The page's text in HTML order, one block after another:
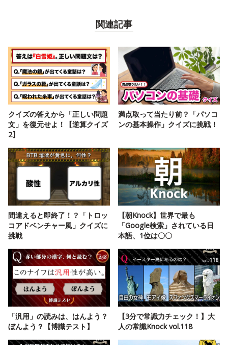
関連記事
クイズの答えから「正しい問題
文」を復元せよ！【逆算クイズ
2】
満点取って当たり前？「パソコ
ンの基本操作」クイズに挑戦！
間違えると即終了！？「トロッ
コアドベンチャー風」クイズに
挑戦
【朝Knock】世界で最も
「Google検索」されている日
本語、1位は〇〇
「汎用」の読みは、はんよう？
ぼんよう？【博識テスト】
【3分で常識力チェック！】大
人の常識Knock vol.118